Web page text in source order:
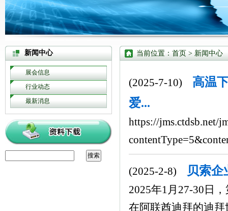
新闻中心
展会信息
行业动态
最新消息
当前位置： 首页 > 新闻中心
(2025-7-10)
高温
爱...
https://jms.ctdsb.net/
(2025-2-8) 贝索企
2025年1月27-30日
在阿联酋迪拜的迪